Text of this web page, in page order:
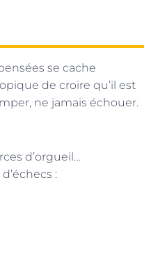
se cache
de croire qu’il est
ne jamais échouer.
d’orgueil…
: